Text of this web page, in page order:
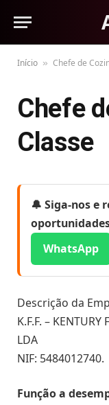
Início » Chefe de
Chefe
Classe
🔔 Siga-nos e
WhatsApp
Descrição da
K.F.F. – KENTURY
LDA
NIF: 5484012740.
Função a